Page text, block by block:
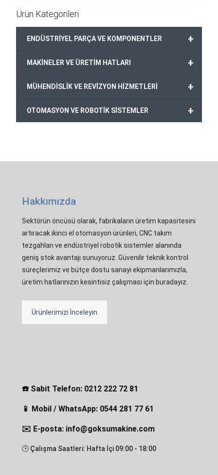
Ürün Kategorileri
+
ENDÜSTRİYEL PARÇA VE KOMPONENTLER
+
MAKİNELER VE ÜRETİM HATLARI
+
MÜHENDİSLİK VE REVİZYON HİZMETLERİ
+
OTOMASYON VE ROBOTİK SİSTEMLER
Hakkımızda
Sektörün öncüsü olarak, fabrikaların üretim kapasitesini
artıracak ikinci el otomasyon ürünleri, CNC takım
tezgahları ve endüstriyel robotik sistemler alanında
geniş stok avantajı sunuyoruz. Güvenilir teknik kontrol
süreçlerimiz ve bütçe dostu sanayi ekipmanlarımızla,
üretim hatlarınızın kesintisiz çalışması için buradayız.
Ürünlerimizi İnceleyin
☎️ Sabit Telefon: 0212 222 72 81
📱 Mobil / WhatsApp: 0544 281 77 61
✉️ E-posta: info@goksumakine.com
🕒 Çalışma Saatleri: Hafta İçi 09:00 - 18:00